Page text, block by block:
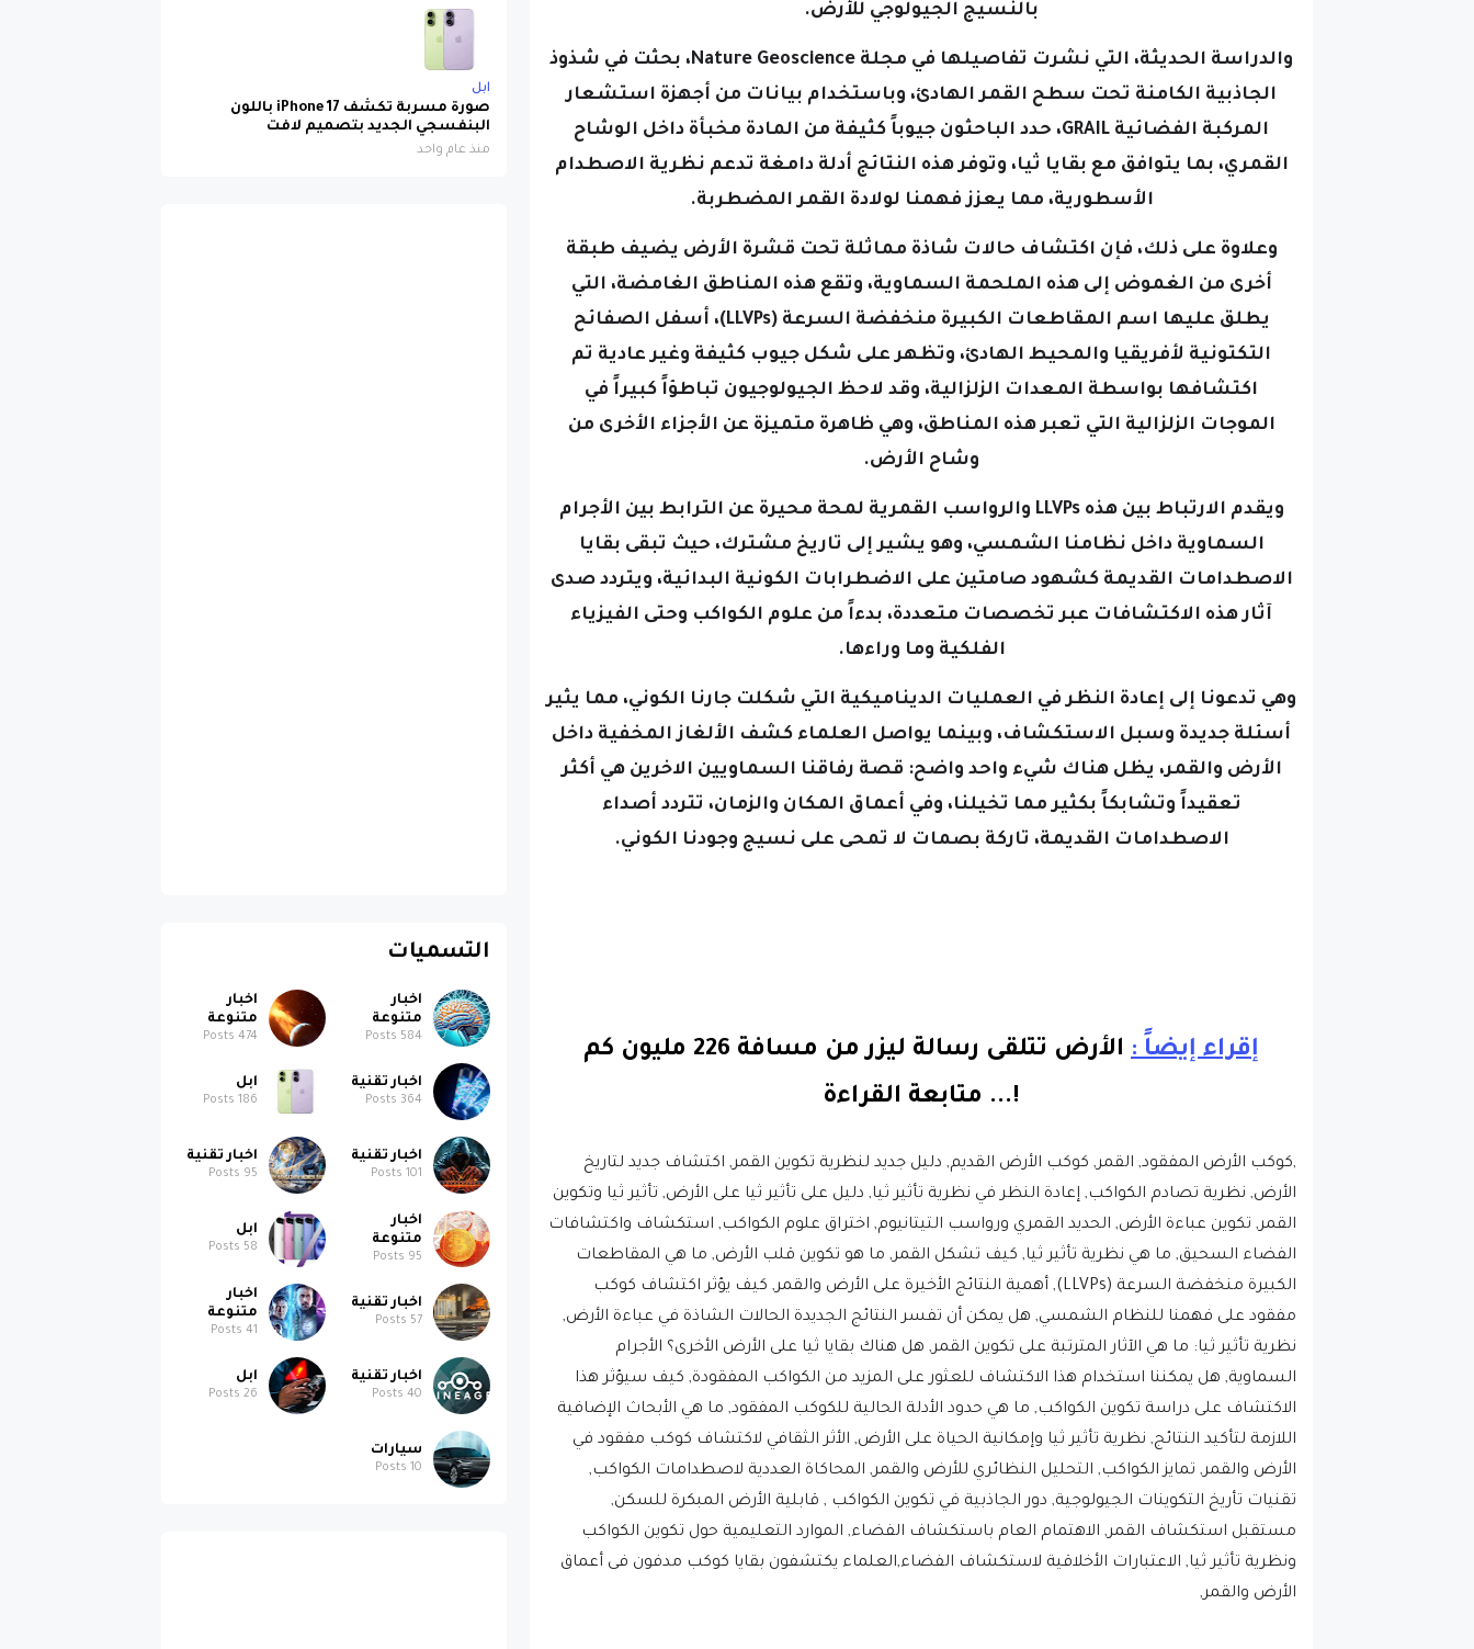
بالنسيج الجيولوجي للأرض.
والدراسة الحديثة، التي نشرت تفاصيلها في مجلة Nature Geoscience، بحثت في شذوذ
الجاذبية الكامنة تحت سطح القمر الهادئ، وباستخدام بيانات من أجهزة استشعار
المركبة الفضائية GRAIL، حدد الباحثون جيوباً كثيفة من المادة مخبأة داخل الوشاح
القمري، بما يتوافق مع بقايا ثيا، وتوفر هذه النتائج أدلة دامغة تدعم نظرية الاصطدام
الأسطورية، مما يعزز فهمنا لولادة القمر المضطربة.
وعلاوة على ذلك، فإن اكتشاف حالات شاذة مماثلة تحت قشرة الأرض يضيف طبقة
أخرى من الغموض إلى هذه الملحمة السماوية، وتقع هذه المناطق الغامضة، التي
يطلق عليها اسم المقاطعات الكبيرة منخفضة السرعة (LLVPs)، أسفل الصفائح
التكتونية لأفريقيا والمحيط الهادئ، وتظهر على شكل جيوب كثيفة وغير عادية تم
اكتشافها بواسطة المعدات الزلزالية، وقد لاحظ الجيولوجيون تباطؤاً كبيراً في
الموجات الزلزالية التي تعبر هذه المناطق، وهي ظاهرة متميزة عن الأجزاء الأخرى من
وشاح الأرض.
ويقدم الارتباط بين هذه LLVPs والرواسب القمرية لمحة محيرة عن الترابط بين الأجرام
السماوية داخل نظامنا الشمسي، وهو يشير إلى تاريخ مشترك، حيث تبقى بقايا
الاصطدامات القديمة كشهود صامتين على الاضطرابات الكونية البدائية، ويتردد صدى
آثار هذه الاكتشافات عبر تخصصات متعددة، بدءاً من علوم الكواكب وحتى الفيزياء
الفلكية وما وراءها.
وهي تدعونا إلى إعادة النظر في العمليات الديناميكية التي شكلت جارنا الكوني، مما يثير
أسئلة جديدة وسبل الاستكشاف، وبينما يواصل العلماء كشف الألغاز المخفية داخل
الأرض والقمر، يظل هناك شيء واحد واضح: قصة رفاقنا السماويين الاخرين هي أكثر
تعقيداً وتشابكاً بكثير مما تخيلنا، وفي أعماق المكان والزمان، تتردد أصداء
الاصطدامات القديمة، تاركة بصمات لا تمحى على نسيج وجودنا الكوني.
إقراء إيضاً :
الأرض تتلقى رسالة ليزر من مسافة 226 مليون كم
!.
.. متابعة القراءة
,كوكب الأرض المفقود, القمر, كوكب الأرض القديم, دليل جديد لنظرية تكوين القمر, اكتشاف جديد لتاريخ
الأرض, نظرية تصادم الكواكب, إعادة النظر في نظرية تأثير ثيا, دليل على تأثير ثيا على الأرض, تأثير ثيا وتكوين
القمر, تكوين عباءة الأرض, الحديد القمري ورواسب التيتانيوم, اختراق علوم الكواكب, استكشاف واكتشافات
الفضاء السحيق, ما هي نظرية تأثير ثيا, كيف تشكل القمر, ما هو تكوين قلب الأرض, ما هي المقاطعات
الكبيرة منخفضة السرعة (LLVPs), أهمية النتائج الأخيرة على الأرض والقمر, كيف يؤثر اكتشاف كوكب
مفقود على فهمنا للنظام الشمسي, هل يمكن أن تفسر النتائج الجديدة الحالات الشاذة في عباءة الأرض,
نظرية تأثير ثيا: ما هي الآثار المترتبة على تكوين القمر, هل هناك بقايا ثيا على الأرض الأخرى؟ الأجرام
السماوية, هل يمكننا استخدام هذا الاكتشاف للعثور على المزيد من الكواكب المفقودة, كيف سيؤثر هذا
الاكتشاف على دراسة تكوين الكواكب, ما هي حدود الأدلة الحالية للكوكب المفقود, ما هي الأبحاث الإضافية
اللازمة لتأكيد النتائج, نظرية تأثير ثيا وإمكانية الحياة على الأرض, الأثر الثقافي لاكتشاف كوكب مفقود في
الأرض والقمر, تمايز الكواكب, التحليل النظائري للأرض والقمر, المحاكاة العددية لاصطدامات الكواكب,
تقنيات تأريخ التكوينات الجيولوجية, دور الجاذبية في تكوين الكواكب , قابلية الأرض المبكرة للسكن,
مستقبل استكشاف القمر, الاهتمام العام باستكشاف الفضاء, الموارد التعليمية حول تكوين الكواكب
ونظرية تأثير ثيا, الاعتبارات الأخلاقية لاستكشاف الفضاء,العلماء يكتشفون بقايا كوكب مدفون فى أعماق
الأرض والقمر,
ابل
صورة مسربة تكشف iPhone 17 باللون
البنفسجي الجديد بتصميم لافت
منذ عام واحد
التسميات
اخبار
متنوعة
584
اخبار
متنوعة
474
اخبار تقنية
364
ابل
186
اخبار تقنية
101
اخبار تقنية
95
اخبار
متنوعة
95
ابل
58
اخبار تقنية
57
اخبار
متنوعة
41
اخبار تقنية
40
ابل
26
سيارات
10